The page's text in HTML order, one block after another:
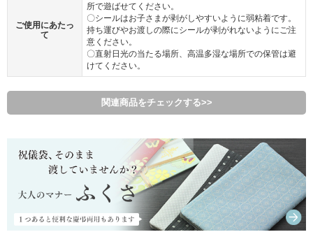
ご使用にあたっ
て
所で遊ばせてください。
〇シールはお子さまが剥がしやすいように弱粘着です。
持ち運びやお渡しの際にシールが剥がれないようにご注
意ください。
〇直射日光の当たる場所、高温多湿な場所での保管は避
けてください。
関連商品をチェックする>>